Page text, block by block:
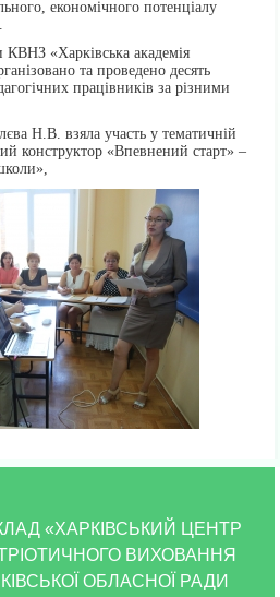
економічного потенціалу
«Харківська академія
та проведено десять
працівників за різними
Н.В. взяла участь у тематичній
конструктор «Впевнений старт» –
«ХАРКІВСЬКИЙ ЦЕНТР
ВИХОВАННЯ
ОБЛАСНОЇ РАДИ